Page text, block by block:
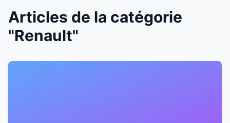
Articles de la catégorie
"Renault"